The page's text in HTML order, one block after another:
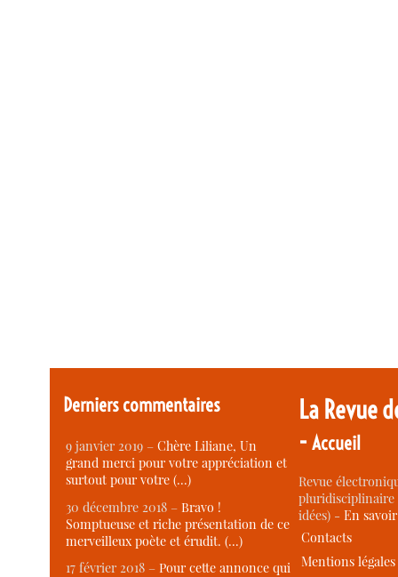
Derniers commentaires
9 janvier 2019 –Chère Liliane, Un
grand merci pour votre appréciation et
surtout pour votre (…)
30 décembre 2018 –Bravo !
Somptueuse et riche présentation de ce
merveilleux poète et érudit. (…)
17 février 2018 –Pour cette annonce qui
La Revue
-Accueil
Revue
idées) -En
Contacts
Mentions légales